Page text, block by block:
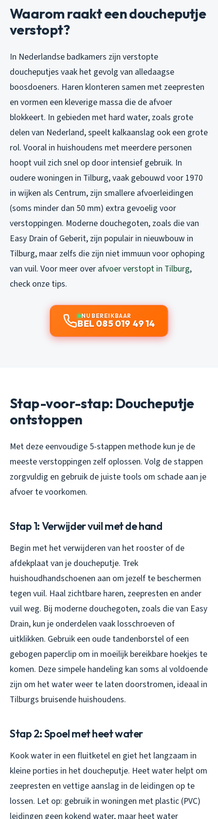
Waarom raakt een doucheputje
verstopt?
In Nederlandse badkamers zijn verstopte
doucheputjes vaak het gevolg van alledaagse
boosdoeners. Haren klonteren samen met zeepresten
en vormen een kleverige massa die de afvoer
blokkeert. In gebieden met hard water, zoals grote
delen van Nederland, speelt kalkaanslag ook een grote
rol. Vooral in huishoudens met meerdere personen
hoopt vuil zich snel op door intensief gebruik. In
oudere woningen in Tilburg, vaak gebouwd voor 1970
in wijken als Centrum, zijn smallere afvoerleidingen
(soms minder dan 50 mm) extra gevoelig voor
verstoppingen. Moderne douchegoten, zoals die van
Easy Drain of Geberit, zijn populair in nieuwbouw in
Tilburg, maar zelfs die zijn niet immuun voor ophoping
van vuil. Voor meer over afvoer verstopt in Tilburg,
check onze tips.
NU BEREIKBAAR
BEL 085 019 49 14
Stap-voor-stap: Doucheputje
ontstoppen
Met deze eenvoudige 5-stappen methode kun je de
meeste verstoppingen zelf oplossen. Volg de stappen
zorgvuldig en gebruik de juiste tools om schade aan je
afvoer te voorkomen.
Stap 1: Verwijder vuil met de hand
Begin met het verwijderen van het rooster of de
afdekplaat van je doucheputje. Trek
huishoudhandschoenen aan om jezelf te beschermen
tegen vuil. Haal zichtbare haren, zeepresten en ander
vuil weg. Bij moderne douchegoten, zoals die van Easy
Drain, kun je onderdelen vaak losschroeven of
uitklikken. Gebruik een oude tandenborstel of een
gebogen paperclip om in moeilijk bereikbare hoekjes te
komen. Deze simpele handeling kan soms al voldoende
zijn om het water weer te laten doorstromen, ideaal in
Tilburgs bruisende huishoudens.
Stap 2: Spoel met heet water
Kook water in een fluitketel en giet het langzaam in
kleine porties in het doucheputje. Heet water helpt om
zeepresten en vettige aanslag in de leidingen op te
lossen. Let op: gebruik in woningen met plastic (PVC)
leidingen geen kokend water, maar heet water